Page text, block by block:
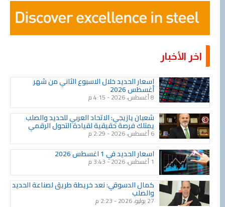
اخر الأخبار
اسعار الحديد خلال الاسبوع الثاني من شهر
أغسطس 2026
8 أغسطس، 2026
شعبان يازيجي: الاتحاد العربي للحديد والصلب
يمتلك فرصة حقيقية لقيادة التحول الرقمي
6 أغسطس، 2026 2:29 م
اسعار الحديد في 1 اغسطس 2026
1 أغسطس، 2026
كمال الدسوقي: نعد خريطة طريق لصناعة الحديد
والصلب
27 يوليو، 2026
PagePagePagePagePagePagePagePagePagePage